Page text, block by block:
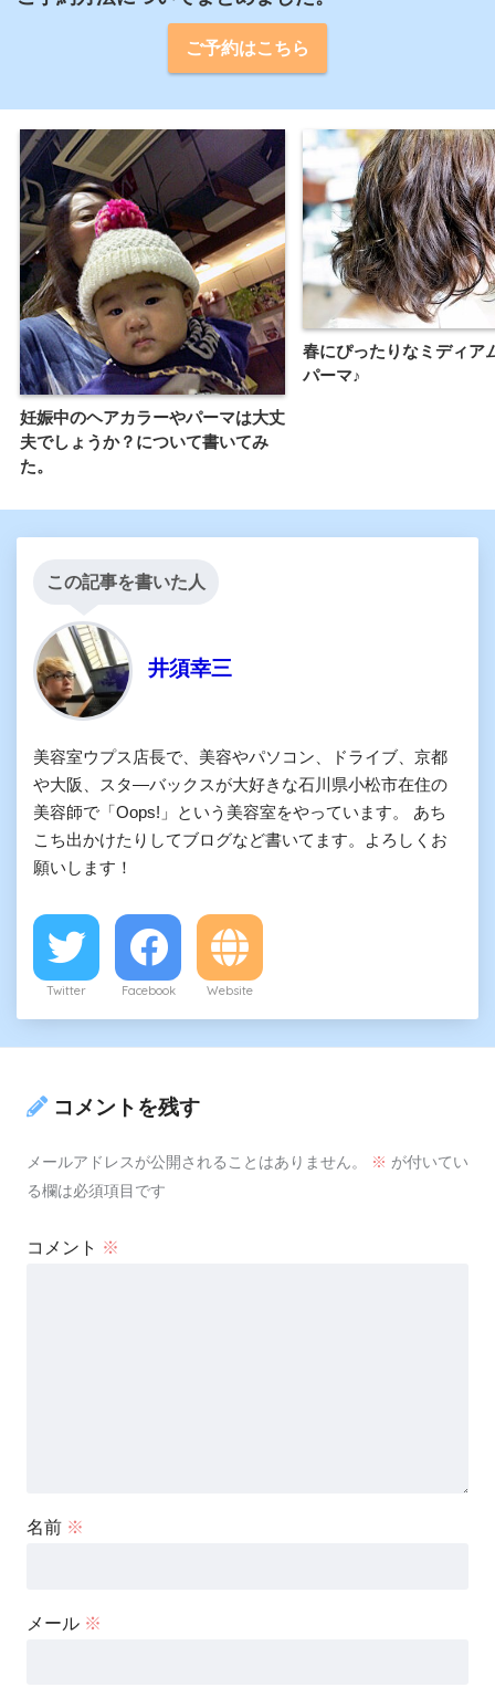
ご予約はこちら
妊娠中のヘアカラーやパーマは大丈
夫でしょうか？について書いてみ
た。
春にぴったりなミディア
パーマ♪
この記事を書いた人
井須幸三
美容室ウプス店長で、美容やパソコン、ドライブ、京都
や大阪、スタ―バックスが大好きな石川県小松市在住の
美容師で「Oops!」という美容室をやっています。 あち
こち出かけたりしてブログなど書いてます。よろしくお
願いします！
Twitter Facebook Website
コメントを残す
メールアドレスが公開されることはありません。 ※ が付いてい
る欄は必須項目です
コメント ※
名前 ※
メール ※